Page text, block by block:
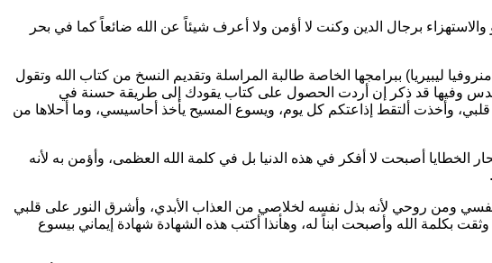
برجال الدين وكنت لا أؤمن ولا أعرف شيئاً عن الله ضائعاً كما في بحر
ليبيريا) ببرامجها الخاصة طالبة المراسلة وتقديم النسخ من كتاب الله وتقول
وفيها قد ذكر إن أردت الحصول على كتاب يقودك إلى طريقة حسنة في
وأخذت ألتقط إذاعتكم كل يوم، ويسوع المسيح يأخذ أحاسيسي، وما أحلاها من
أصبحت لا أفكر في هذه الدنيا بل في كلمة الله العظمى، وأؤمن به لأنه
ومن روحي لأنه بذل نفسه لخلاصي من العذاب الأبدي، وأشرق النور على قلبي
بكلمة الله وأصبحت ابناً له، وهأنذا أكتب هذه الشهادة شهادة إيماني بيسوع